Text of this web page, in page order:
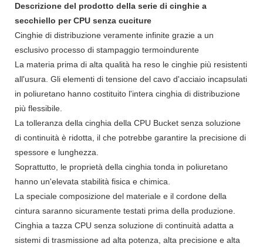
Descrizione del prodotto della serie di cinghie a
secchiello per CPU senza cuciture
Cinghie di distribuzione veramente infinite grazie a un
esclusivo processo di stampaggio termoindurente
La materia prima di alta qualità ha reso le cinghie più resistenti
all'usura. Gli elementi di tensione del cavo d'acciaio incapsulati
in poliuretano hanno costituito l'intera cinghia di distribuzione
più flessibile.
La tolleranza della cinghia della CPU Bucket senza soluzione
di continuità è ridotta, il che potrebbe garantire la precisione di
spessore e lunghezza.
Soprattutto, le proprietà della cinghia tonda in poliuretano
hanno un'elevata stabilità fisica e chimica.
La speciale composizione del materiale e il cordone della
cintura saranno sicuramente testati prima della produzione.
Cinghia a tazza CPU senza soluzione di continuità adatta a
sistemi di trasmissione ad alta potenza, alta precisione e alta